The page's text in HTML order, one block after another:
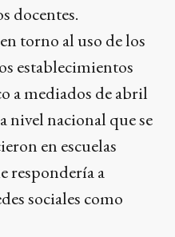
docentes.
torno al uso de los
establecimientos
a mediados de abril
nivel nacional que se
en escuelas
respondería a
sociales como